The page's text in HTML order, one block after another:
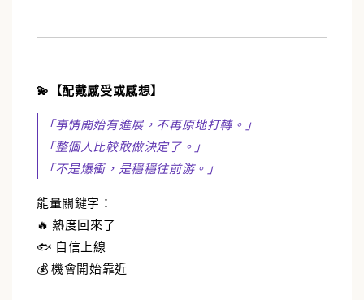
💫【配戴感受或感想】
「事情開始有進展，不再原地打轉。」
「整個人比較敢做決定了。」
「不是爆衝，是穩穩往前游。」
能量關鍵字：
🔥 熱度回來了
🐟 自信上線
💰 機會開始靠近